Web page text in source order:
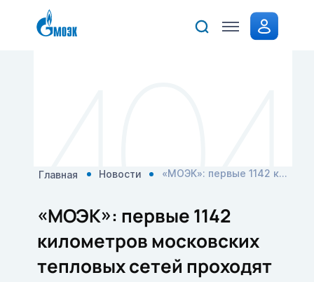
Стать
клиентом
Главная «МОЭК»: первые 1142 километров московских тепловых сетей проходят гидравлические испытания для подготовки к зиме
Новости
«МОЭК»: первые 1142
километров московских
тепловых сетей проходят